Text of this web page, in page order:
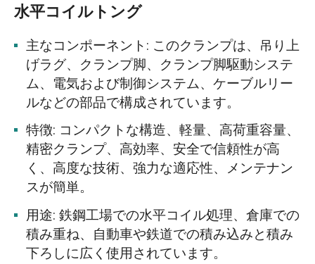
水平コイルトング
主なコンポーネント: このクランプは、吊り上
げラグ、クランプ脚、クランプ脚駆動システ
ム、電気および制御システム、ケーブルリー
ルなどの部品で構成されています。
特徴: コンパクトな構造、軽量、高荷重容量、
精密クランプ、高効率、安全で信頼性が高
く、高度な技術、強力な適応性、メンテナン
スが簡単。
用途: 鉄鋼工場での水平コイル処理、倉庫での
積み重ね、自動車や鉄道での積み込みと積み
下ろしに広く使用されています。